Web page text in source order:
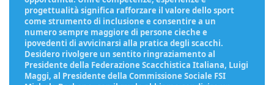
progettualità significa rafforzare il valore dello sport
come strumento di inclusione e consentire a un
numero sempre maggiore di persone cieche e
ipovedenti di avvicinarsi alla pratica degli scacchi.
Desidero rivolgere un sentito ringraziamento al
Presidente della Federazione Scacchistica Italiana, Luigi
Maggi, al Presidente della Commissione Sociale FSI